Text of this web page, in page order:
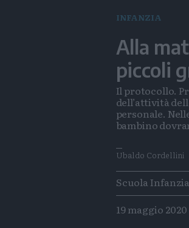
INFANZIA
Alla
piccoli
Il protocollo.
dell’attività
personale.
bambino
Ubaldo Cordellini
Tags
Scuola Infanzia
19 maggio 2020